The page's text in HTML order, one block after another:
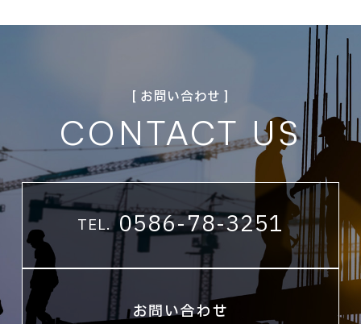
[ お問い合わせ ]
CONTACT US
TEL. 0586-78-3251
お問い合わせ